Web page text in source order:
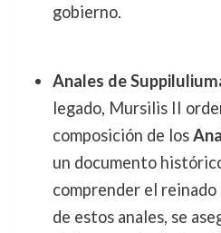
gobierno.
Anales de
legado, Mursilis II
composición de los
un documento
comprender el reinado
de estos anales, se